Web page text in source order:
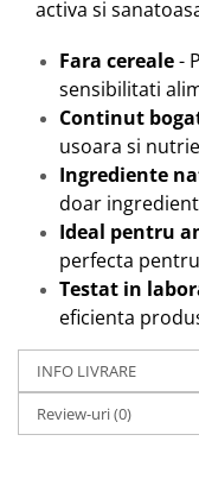
activa si
Fara cereale-
sensibilitati
Continut
usoara si
Ingrediente
doar
Ideal pentru
perfecta
Testat in
eficienta
INFO LIVRARE
Review-uri(0)